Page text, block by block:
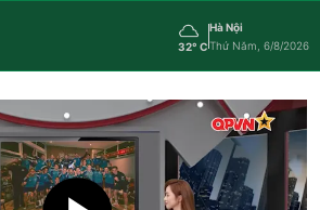
32° C
Hà Nội
Thứ Năm, 6/8/2026